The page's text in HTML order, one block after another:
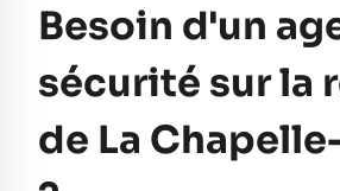
Besoin d'un
sécurité sur la
de La